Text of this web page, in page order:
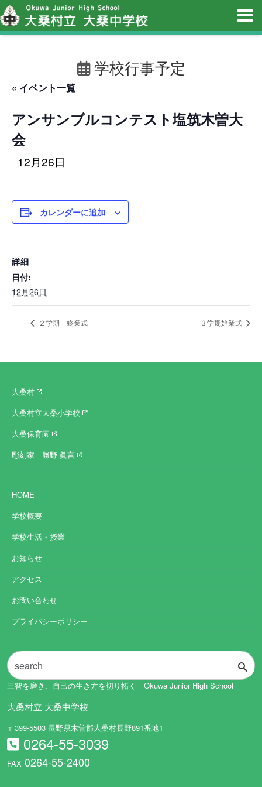
学校行事予定
« イベント一覧
アンサンブルコンテスト塩筑木曽大
会
12月26日
カレンダーに追加
詳細
日付:
12月26日
２学期 終業式 ３学期始業式
大桑村
大桑村立大桑小学校
大桑保育園
彫刻家 勝野 眞言
HOME
学校概要
学校生活・授業
お知らせ
アクセス
お問い合わせ
プライバシーポリシー
三智を磨き、自己の生き方を切り拓く Okuwa Junior High School
大桑村立 大桑中学校
〒399-5503 長野県木曽郡大桑村長野891番地1
0264-55-3039
FAX 0264-55-2400